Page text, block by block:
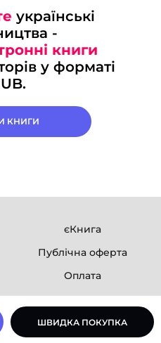
ШВИДКА ПОКУПКА
українські
-
книги
у форматі
КНИГИ
єКнига
Публічна оферта
Оплата